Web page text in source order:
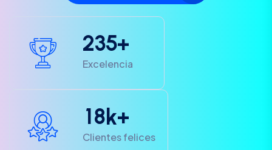
235+
Excelencia
18k+
Clientes felices